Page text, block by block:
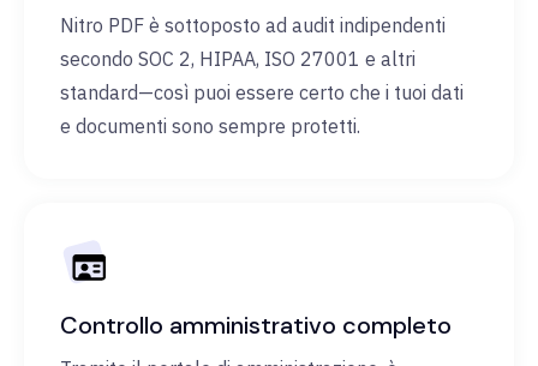
Nitro PDF è sottoposto ad audit indipendenti
secondo SOC 2, HIPAA, ISO 27001 e altri
standard—così puoi essere certo che i tuoi dati
e documenti sono sempre protetti.
Controllo amministrativo completo